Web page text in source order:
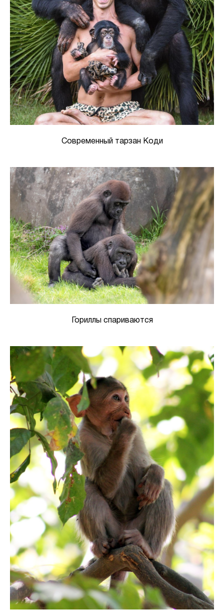
Современный тарзан Коди
Гориллы спариваются